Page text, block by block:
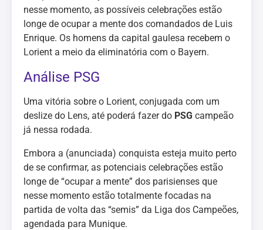
nesse momento, as possíveis celebrações estão
longe de ocupar a mente dos comandados de Luis
Enrique. Os homens da capital gaulesa recebem o
Lorient a meio da eliminatória com o Bayern.
Análise PSG
Uma vitória sobre o Lorient, conjugada com um
deslize do Lens, até poderá fazer do PSG campeão
já nessa rodada.
Embora a (anunciada) conquista esteja muito perto
de se confirmar, as potenciais celebrações estão
longe de “ocupar a mente” dos parisienses que
nesse momento estão totalmente focadas na
partida de volta das “semis” da Liga dos Campeões,
agendada para Munique.